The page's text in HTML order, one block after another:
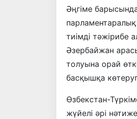
Әңгіме
тиімді тәжірибе
Әзербайжан
толуына орай
басқышқа
Өзбекстан-
жүйелі әрі